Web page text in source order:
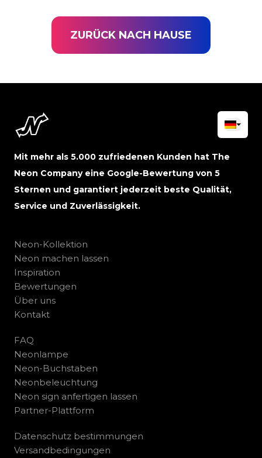
ZURÜCK NACH HAUSE
Mit mehr als 5.000 zufriedenen Kunden hat The
Neon Company eine Google-Bewertung von 5
Sternen und garantiert jederzeit beste Qualität,
Service und Zuverlässigkeit.
Neon-Kollektion
Neon machen lassen
Inspiration
Bewertungen
Über uns
Kontakt
FAQ
Neonlampe
Neon-Buchstaben
Neonbeleuchtung
Neon sign anfertigen lassen
Partner-Plattform
Datenschutz bestimmungen
Versandbedingungen